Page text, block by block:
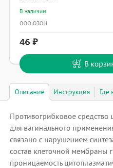
В наличии
ООО ОЗОН
46
В
Описание Инструкция Где
Противогрибковое средство
для вагинального
связано с нарушением
состав клеточной мембраны
проницаемость